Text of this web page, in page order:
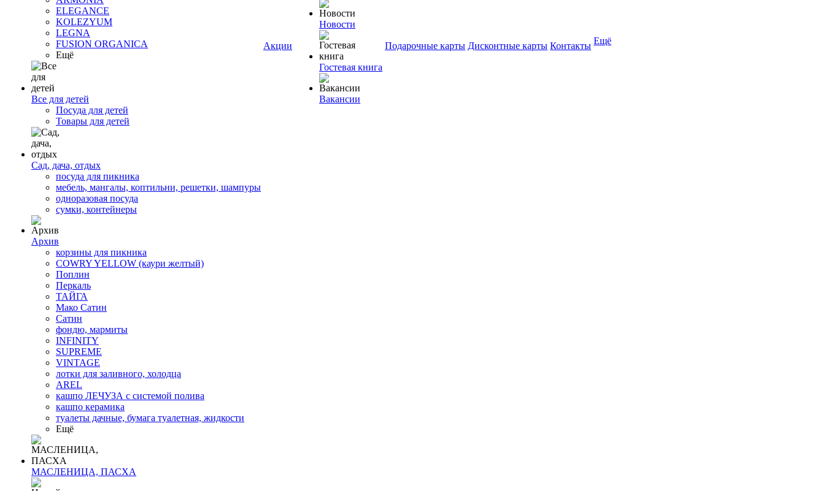
ELEGANCE
KOLEZYUM
LEGNA
FUSION ORGANICA
Ещё
Все для детей
Посуда для детей
Товары для детей
Сад, дача, отдых
посуда для пикника
мебель, мангалы, коптильни, решетки, шампуры
одноразовая посуда
сумки, контейнеры
Архив
корзины для пикника
COWRY YELLOW (каури желтый)
Поплин
Перкаль
ТАЙГА
Мако Сатин
Сатин
фондю, мармиты
INFINITY
SUPREME
VINTAGE
лотки для заливного, холодца
AREL
кашпо ЛЕЧУЗА с системой полива
кашпо керамика
туалеты дачные, бумага туалетная, жидкости
Ещё
МАСЛЕНИЦА, ПАСХА
Акции
Новости
Гостевая книга
Вакансии
Подарочные карты Дисконтные карты Контакты Ещё